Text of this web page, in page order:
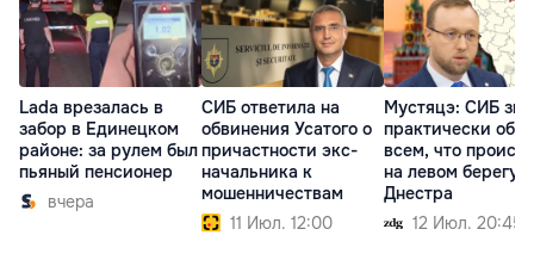
Lada врезалась в
забор в Единецком
районе: за рулем был
пьяный пенсионер
вчера
СИБ ответила на
обвинения Усатого о
причастности экс-
начальника к
мошенничествам
11 Июл. 12:00
Мустяцэ: СИБ
практически обо
всем, что
на левом берегу
Днестра
12 Июл. 20:45